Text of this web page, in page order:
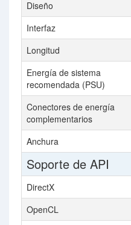
Diseño
Interfaz
Longitud
Energía de sistema
recomendada (PSU)
Conectores de energía
complementarios
Anchura
Soporte de API
DirectX
OpenCL